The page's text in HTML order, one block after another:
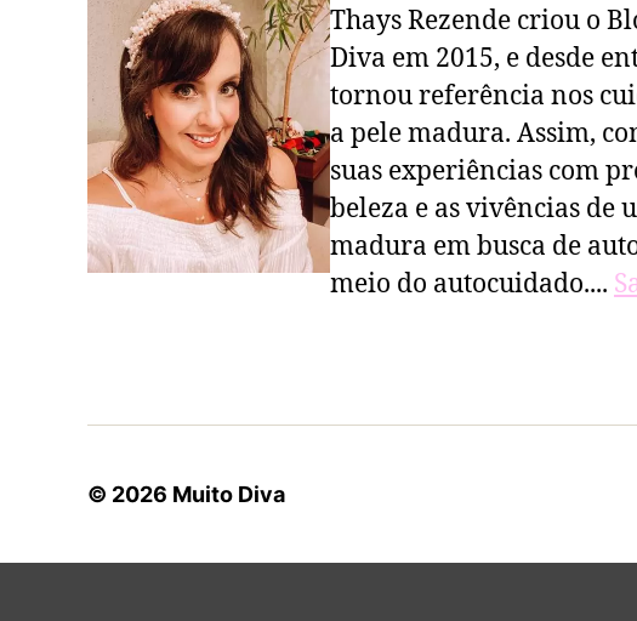
Thays Rezende criou o
Diva em 2015, e desde
tornou referência nos
a pele madura. Assim,
suas experiências com
beleza e as vivências de
madura em busca de
meio do autocuidado....
© 2026 Muito Diva